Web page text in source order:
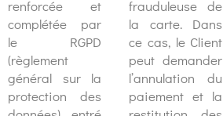
renforcée et
complétée par
le RGPD
(règlement
général sur la
protection des
frauduleuse de
la carte. Dans
ce cas, le Client
peut demander
l’annulation du
paiement et la